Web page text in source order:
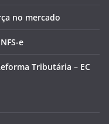
no mercado
e
Tributária – EC